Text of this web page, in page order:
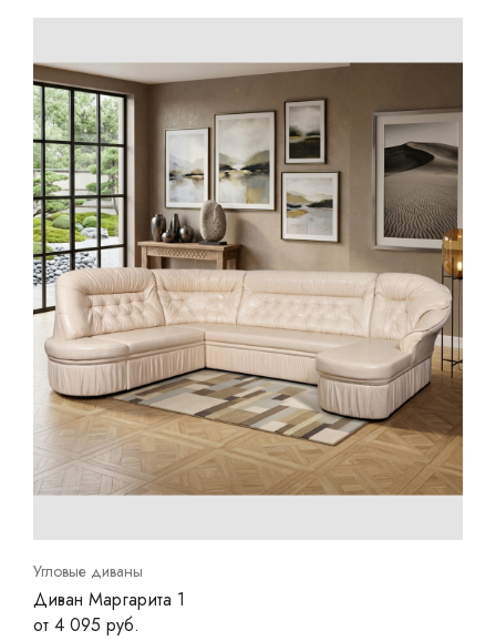
Угловые диваны
Диван Маргарита 1
от 4 095 руб.